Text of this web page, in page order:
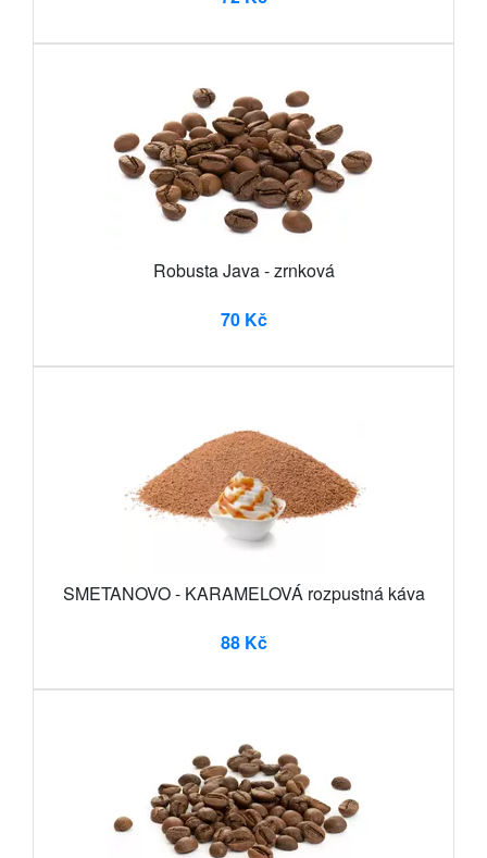
Robusta Java - zrnková
70 Kč
SMETANOVO - KARAMELOVÁ rozpustná káva
88 Kč